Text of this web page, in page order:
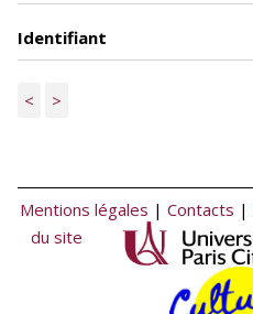
Identifiant
< >
Mentions légales | Contacts |
du site